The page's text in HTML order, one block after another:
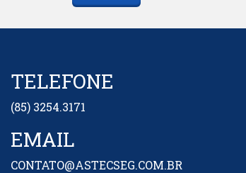
TELEFONE
(85) 3254.3171
EMAIL
CONTATO@ASTECSEG.COM.BR